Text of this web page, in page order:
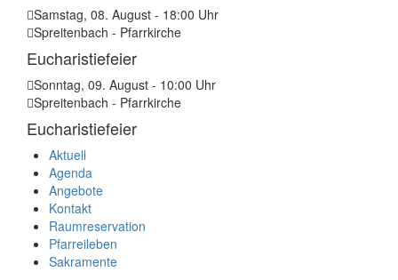
Samstag, 08. August - 18:00 Uhr
Spreitenbach - Pfarrkirche
Eucharistiefeier
Sonntag, 09. August - 10:00 Uhr
Spreitenbach - Pfarrkirche
Eucharistiefeier
Aktuell
Agenda
Angebote
Kontakt
Raumreservation
Pfarreileben
Sakramente